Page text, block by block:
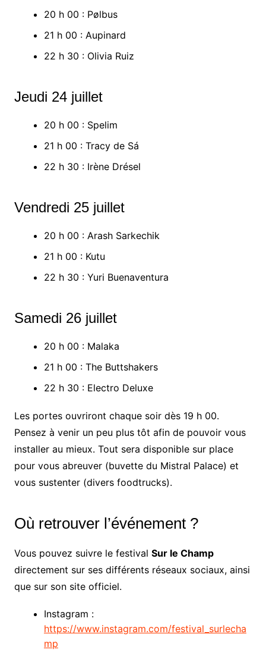
20 h 00 : Pølbus
21 h 00 : Aupinard
22 h 30 : Olivia Ruiz
Jeudi 24 juillet
20 h 00 : Spelim
21 h 00 : Tracy de Sá
22 h 30 : Irène Drésel
Vendredi 25 juillet
20 h 00 : Arash Sarkechik
21 h 00 : Kutu
22 h 30 : Yuri Buenaventura
Samedi 26 juillet
20 h 00 : Malaka
21 h 00 : The Buttshakers
22 h 30 : Electro Deluxe
Les portes ouvriront chaque soir dès 19 h 00.
Pensez à venir un peu plus tôt afin de pouvoir vous
installer au mieux. Tout sera disponible sur place
pour vous abreuver (buvette du Mistral Palace) et
vous sustenter (divers foodtrucks).
Où retrouver l’événement ?
Vous pouvez suivre le festival Sur le Champ
directement sur ses différents réseaux sociaux, ainsi
que sur son site officiel.
Instagram :
https://www.instagram.com/festival_surlecha
mp